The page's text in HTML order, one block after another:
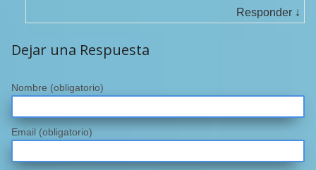
Responder ↓
Dejar una Respuesta
Nombre (obligatorio)
Email (obligatorio)